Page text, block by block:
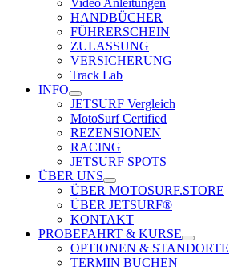
HANDBÜCHER
FÜHRERSCHEIN
ZULASSUNG
VERSICHERUNG
Track Lab
INFO
JETSURF Vergleich
MotoSurf Certified
REZENSIONEN
RACING
JETSURF SPOTS
ÜBER UNS
ÜBER MOTOSURF.STORE
ÜBER JETSURF®
KONTAKT
PROBEFAHRT & KURSE
OPTIONEN & STANDORTE
TERMIN BUCHEN